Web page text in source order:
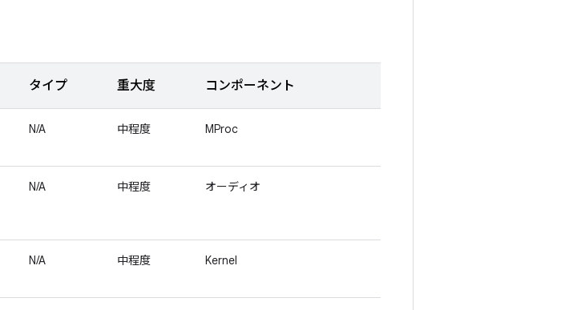
タイプ 重大度 コンポーネント
N/A 中程度 MProc
N/A 中程度 オーディオ
N/A 中程度 Kernel